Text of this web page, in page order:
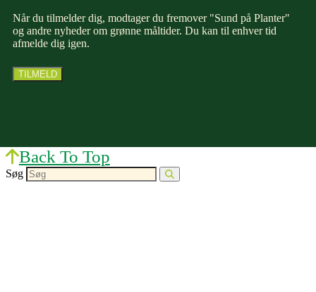
Når du tilmelder dig, modtager du fremover "Sund på Planter"
og andre nyheder om grønne måltider. Du kan til enhver tid
afmelde dig igen.
Back To Top
Søg